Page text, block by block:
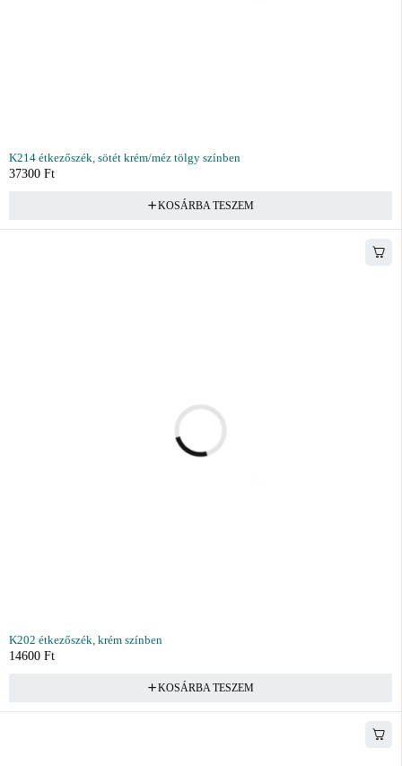
K214 étkezőszék, sötét krém/méz tölgy színben
37300 Ft
KOSÁRBA TESZEM
K202 étkezőszék, krém színben
14600 Ft
KOSÁRBA TESZEM